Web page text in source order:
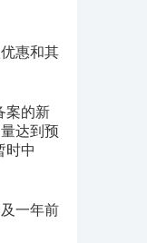
惠和其
案的新
达到预
时中
一年前